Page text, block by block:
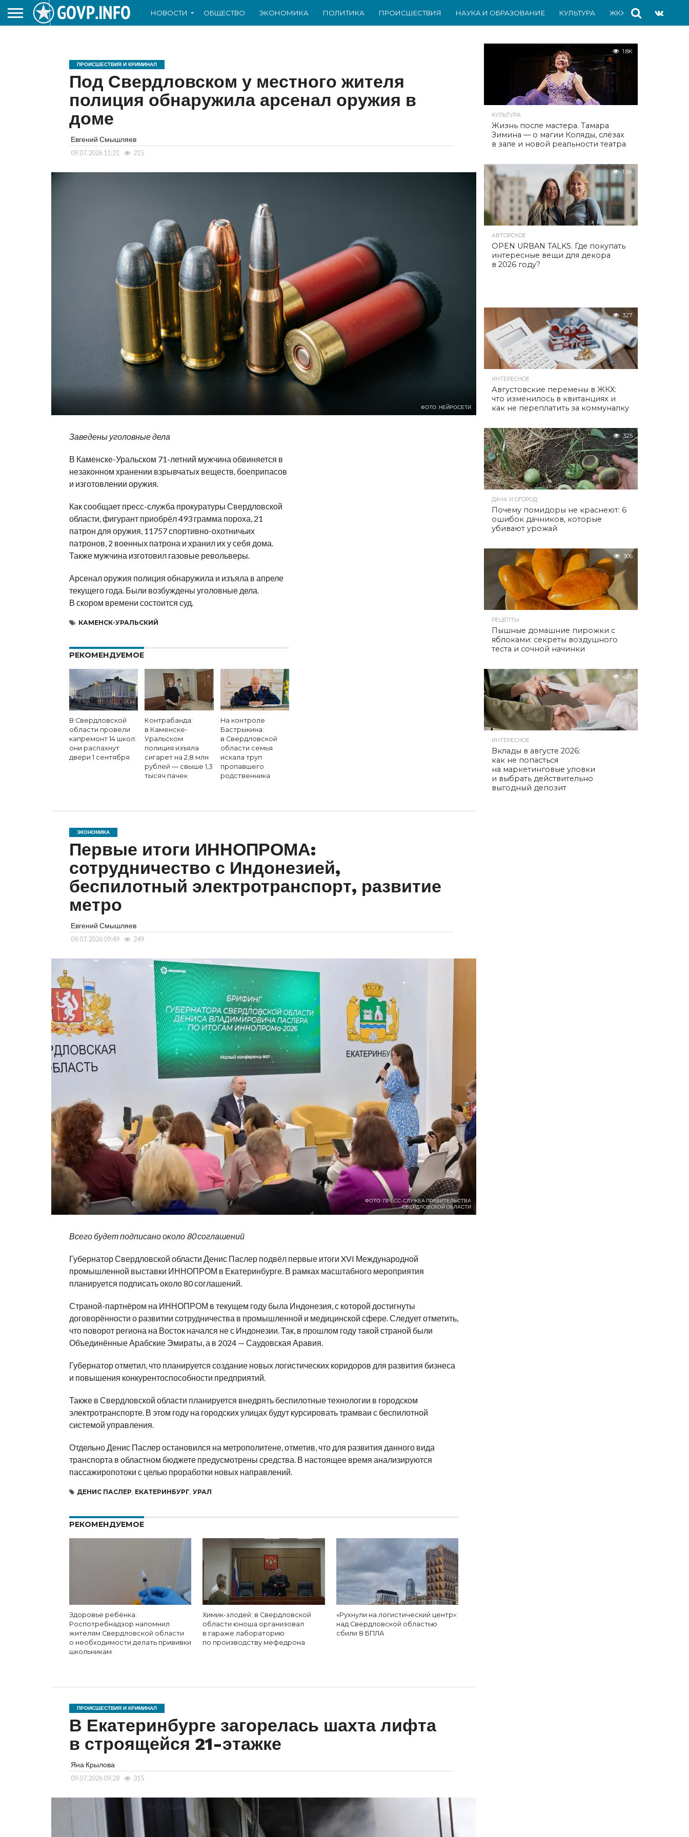
НОВОСТИ ОБЩЕСТВО ЭКОНОМИКА ПОЛИТИКА ПРОИСШЕСТВИЯ НАУКА И ОБРАЗОВАНИЕ КУЛЬТУРА ЖКХ СПОРТ
ПРОИСШЕСТВИЯ И КРИМИНАЛ
Под Свердловском у местного жителя
полиция обнаружила арсенал оружия в
доме
Евгений Смышляев
09.07.2026 11:21 215
ФОТО: НЕЙРОСЕТИ
Заведены уголовные дела
В Каменске-Уральском 71-летний мужчина обвиняется в
незаконном хранении взрывчатых веществ, боеприпасов
и изготовлении оружия.
Как сообщает пресс-служба прокуратуры Свердловской
области, фигурант приобрёл 493 грамма пороха, 21
патрон для оружия, 11757 спортивно-охотничьих
патронов, 2 военных патрона и хранил их у себя дома.
Также мужчина изготовил газовые револьверы.
Арсенал оружия полиция обнаружила и изъяла в апреле
текущего года. Были возбуждены уголовные дела.
В скором времени состоится суд.
КАМЕНСК-УРАЛЬСКИЙ
РЕКОМЕНДУЕМОЕ
В Свердловской
области провели
капремонт 14 школ:
они распахнут
двери 1 сентября
Контрабанда:
в Каменске-
Уральском
полиция изъяла
сигарет на 2,8 млн
рублей — свыше 1,3
тысяч пачек
На контроле
Бастрыкина:
в Свердловской
области семья
искала труп
пропавшего
родственника
ЭКОНОМИКА
Первые итоги ИННОПРОМА:
сотрудничество с Индонезией,
беспилотный электротранспорт, развитие
метро
Евгений Смышляев
09.07.2026 09:49 249
ФОТО: ПРЕСС-СЛУЖБА ПРАВИТЕЛЬСТВА
СВЕРДЛОВСКОЙ ОБЛАСТИ
Всего будет подписано около 80 соглашений
Губернатор Свердловской области Денис Паслер подвёл первые итоги XVI Международной
промышленной выставки ИННОПРОМ в Екатеринбурге. В рамках масштабного мероприятия
планируется подписать около 80 соглашений.
Страной-партнёром на ИННОПРОМ в текущем году была Индонезия, с которой достигнуты
договорённости о развитии сотрудничества в промышленной и медицинской сфере. Следует отметить,
что поворот региона на Восток начался не с Индонезии. Так, в прошлом году такой страной были
Объединённые Арабские Эмираты, а в 2024 — Саудовская Аравия.
Губернатор отметил, что планируется создание новых логистических коридоров для развития бизнеса
и повышения конкурентоспособности предприятий.
Также в Свердловской области планируется внедрять беспилотные технологии в городском
электротранспорте. В этом году на городских улицах будут курсировать трамваи с беспилотной
системой управления.
Отдельно Денис Паслер остановился на метрополитене, отметив, что для развития данного вида
транспорта в областном бюджете предусмотрены средства. В настоящее время анализируются
пассажиропотоки с целью проработки новых направлений.
ДЕНИС ПАСЛЕР ЕКАТЕРИНБУРГ УРАЛ
РЕКОМЕНДУЕМОЕ
Здоровье ребёнка:
Роспотребнадзор напомнил
жителям Свердловской области
о необходимости делать прививки
школьникам
Химик-злодей: в Свердловской
области юноша организовал
в гараже лабораторию
по производству мефедрона
«Рухнули на логистический центр»:
над Свердловской областью
сбили 8 БПЛА
ПРОИСШЕСТВИЯ И КРИМИНАЛ
В Екатеринбурге загорелась шахта лифта
в строящейся 21-этажке
Яна Крылова
09.07.2026 09:28 315
1.8K
КУЛЬТУРА
Жизнь после мастера. Тамара
Зимина — о магии Коляды, слёзах
в зале и новой реальности театра
1.5K
АВТОРСКОЕ
OPEN URBAN TALKS. Где покупать
интересные вещи для декора
в 2026 году?
327
ИНТЕРЕСНОЕ
Августовские перемены в ЖКХ:
что изменилось в квитанциях и
как не переплатить за коммуналку
325
ДАЧА И ОГОРОД
Почему помидоры не краснеют: 6
ошибок дачников, которые
убивают урожай
306
РЕЦЕПТЫ
Пышные домашние пирожки с
яблоками: секреты воздушного
теста и сочной начинки
483
ИНТЕРЕСНОЕ
Вклады в августе 2026:
как не попасться
на маркетинговые уловки
и выбрать действительно
выгодный депозит